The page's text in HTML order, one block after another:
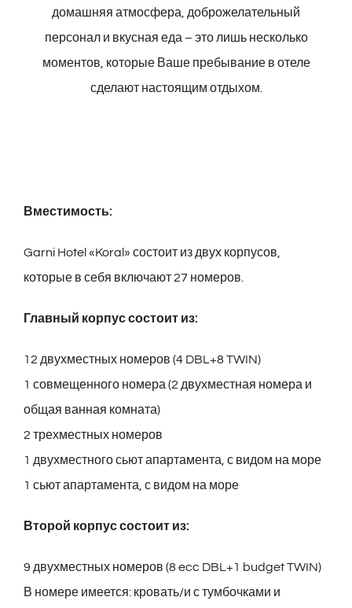
домашняя атмосфера, доброжелательный
персонал и вкусная еда – это лишь несколько
моментов, которые Ваше пребывание в отеле
сделают настоящим отдыхом.
Вместимость:
Garni Hotel «Koral» состоит из двух корпусов,
которые в себя включают 27 номеров.
Главный корпус состоит из:
12 двухместных номеров (4 DBL+8 TWIN)
1 совмещенного номера (2 двухместная номера и
общая ванная комната)
2 трехместных номеров
1 двухместного сьют апартамента, с видом на море
1 сьют апартамента, с видом на море
Второй корпус состоит из:
9 двухместных номеров (8 ecc DBL+1 budget TWIN)
В номере имеется: кровать/и с тумбочками и